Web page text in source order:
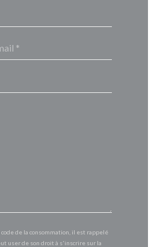
de la consommation, il est rappelé
user de son droit à s'inscrire sur la